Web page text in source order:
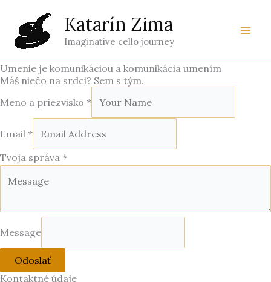
obsah
Katarín Zima
Imaginative cello journey
Umenie je komunikáciou a komunikácia umením
Máš niečo na srdci? Sem s tým.
Meno a priezvisko *
Email *
Tvoja správa *
Message
Odoslať
Kontaktné údaje